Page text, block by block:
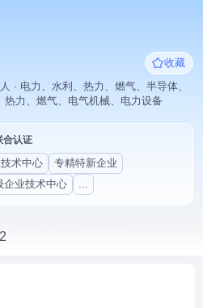
收藏
· 电力、水利、热力、燃气、半导体、
热力、燃气、电气机械、电力设备
合认证
术中心
专精特新企业
企业技术中心 ...